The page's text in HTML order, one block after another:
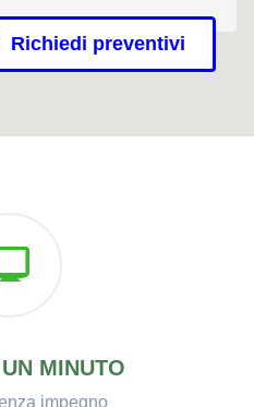
Richiedi preventivi
MINUTO
impegno